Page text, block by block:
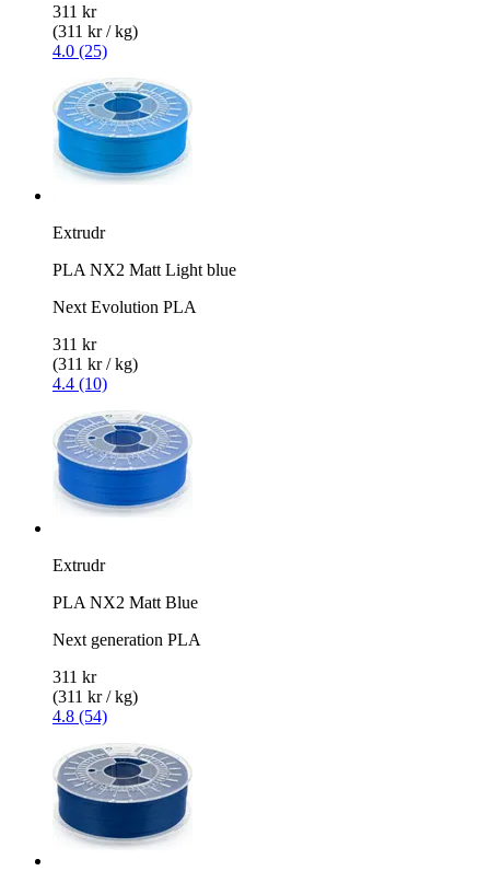
311 kr
(311 kr / kg)
4.0 (25)
Extrudr
PLA NX2 Matt Light blue
Next Evolution PLA
311 kr
(311 kr / kg)
4.4 (10)
Extrudr
PLA NX2 Matt Blue
Next generation PLA
311 kr
(311 kr / kg)
4.8 (54)